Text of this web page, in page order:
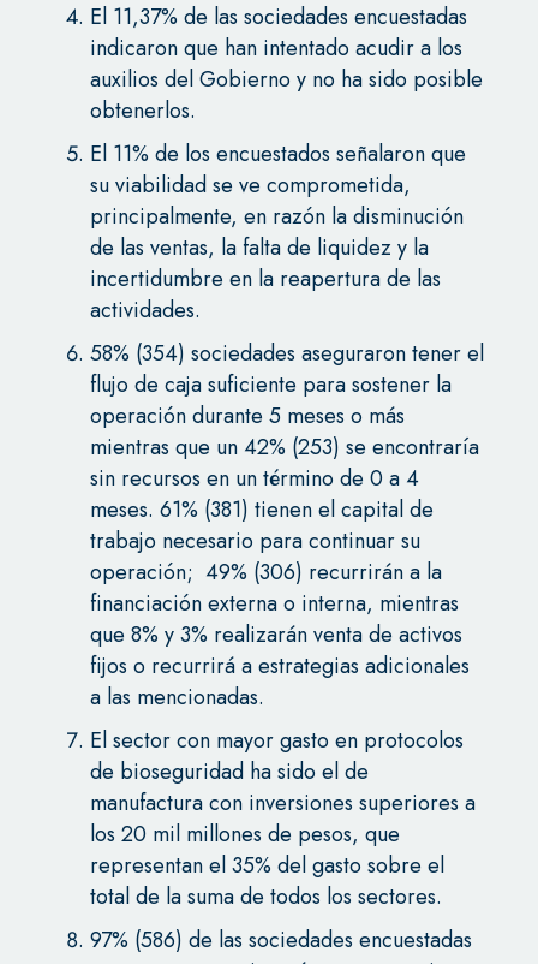
El 11,37% de las sociedades encuestadas
indicaron que han intentado acudir a los
auxilios del Gobierno y no ha sido posible
obtenerlos.
El 11% de los encuestados señalaron que
su viabilidad se ve comprometida,
principalmente, en razón la disminución
de las ventas, la falta de liquidez y la
incertidumbre en la reapertura de las
actividades.
58% (354) sociedades aseguraron tener el
flujo de caja suficiente para sostener la
operación durante 5 meses o más
mientras que un 42% (253) se encontraría
sin recursos en un término de 0 a 4
meses. 61% (381) tienen el capital de
trabajo necesario para continuar su
operación; 49% (306) recurrirán a la
financiación externa o interna, mientras
que 8% y 3% realizarán venta de activos
fijos o recurrirá a estrategias adicionales
a las mencionadas.
El sector con mayor gasto en protocolos
de bioseguridad ha sido el de
manufactura con inversiones superiores a
los 20 mil millones de pesos, que
representan el 35% del gasto sobre el
total de la suma de todos los sectores.
97% (586) de las sociedades encuestadas